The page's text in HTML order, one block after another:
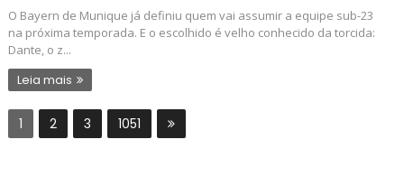
O Bayern de Munique já definiu quem vai assumir a equipe sub-23
na próxima temporada. E o escolhido é velho conhecido da torcida:
Dante, o z...
Leia mais
1 2 3 1051